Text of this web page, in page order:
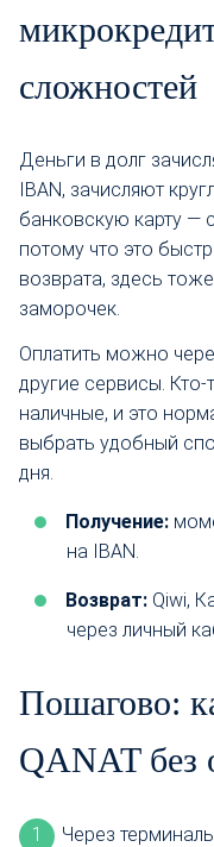
сложностей
Деньги в долг
IBAN, зачисляют
банковскую карту —
потому что это
возврата, здесь
заморочек.
Оплатить можно
другие сервисы. Кто-
наличные, и это
выбрать удобный
дня.
Получение:
на IBAN.
Возврат: Qiwi,
через личный
Пошагово:
QANAT без
Через